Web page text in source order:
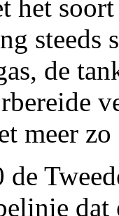
het
steeds
de
meer zo
dat